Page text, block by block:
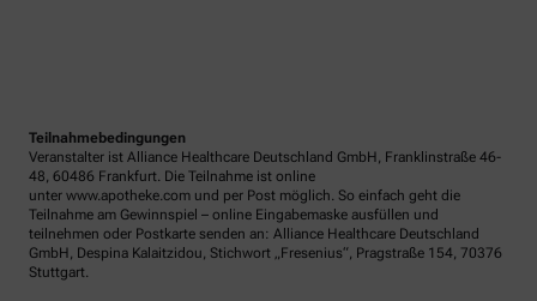
Teilnahmebedingungen
Veranstalter ist Alliance Healthcare Deutschland GmbH, Franklinstraße 46-
48, 60486 Frankfurt. Die Teilnahme ist online
unter www.apotheke.com und per Post möglich. So einfach geht die
Teilnahme am Gewinnspiel – online Eingabemaske ausfüllen und
teilnehmen oder Postkarte senden an: Alliance Healthcare Deutschland
GmbH, Despina Kalaitzidou, Stichwort „Fresenius“, Pragstraße 154, 70376
Stuttgart.